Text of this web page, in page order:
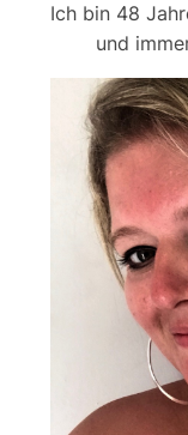
Ich bin 48
und